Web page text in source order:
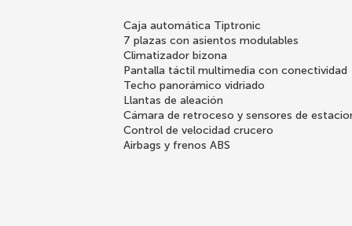
Caja automática Tiptronic
7 plazas con asientos modulables
Climatizador bizona
Pantalla táctil multimedia con conectividad
Techo panorámico vidriado
Llantas de aleación
Cámara de retroceso y sensores de
Control de velocidad crucero
Airbags y frenos ABS